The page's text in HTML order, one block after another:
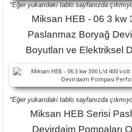
*Eğer yukarıdaki tablo sayfanızda
Miksan HEB - 06 3 kw
Paslanmaz Boryağ
Boyutları ve Elektriksel
*Eğer yukarıdaki tablo sayfanızda
Miksan HEB Serisi
Devirdaim Pompaları